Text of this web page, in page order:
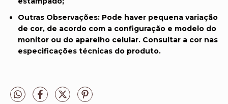
Outras Observações: Pode haver pequena variação
de cor, de acordo com a configuração e modelo do
monitor ou do aparelho celular. Consultar a cor nas
especificações técnicas do produto.